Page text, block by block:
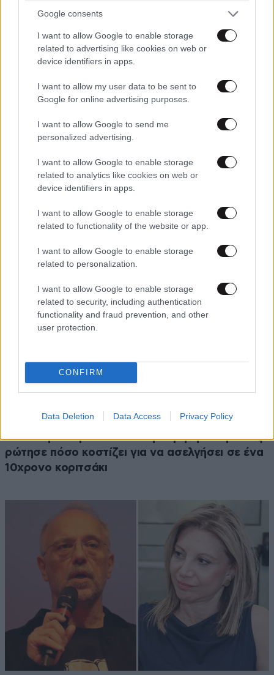
Google consents
I want to allow Google to enable storage
related to advertising like cookies on web or
device identifiers in apps.
I want to allow my user data to be sent to
Google for online advertising purposes.
I want to allow Google to send me
personalized advertising.
I want to allow Google to enable storage
related to analytics like cookies on web or
device identifiers in apps.
I want to allow Google to enable storage
related to functionality of the website or app.
I want to allow Google to enable storage
related to personalization.
I want to allow Google to enable storage
related to security, including authentication
functionality and fraud prevention, and other
user protection.
CONFIRM
Data Deletion Data Access Privacy Policy
ΑΘΛΗΤΙΚΑ07·08·2026 15:45
Η οργή για Γουόκαπ, το μέλλον του Ιωαννίδη
και τα χαμόγελα στην ΑΕΚ βλέποντας τους
ανταγωνιστές
Αδιανόητο περιστατικό στην Κρήτη: Τουρίστας
ρώτησε πόσο κοστίζει για να ασελγήσει σε ένα
10χρονο κοριτσάκι